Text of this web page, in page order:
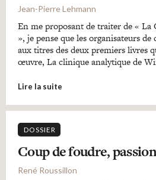
Jean-Pierre Lehmann
En me proposant de traiter de «
», je pense que les organisateurs
aux titres des deux premiers livres
œuvre, La clinique analytique de
Lire la suite
DOSSIER
Coup de foudre,
René Roussillon